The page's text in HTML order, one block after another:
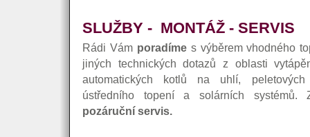
SLUŽBY - MONTÁŽ - SERVIS
Rádi Vám poradímes výběrem vhodného
jiných technických dotazů z oblasti
automatických kotlů na uhlí,
ústředního topení a solárních
pozáruční servis.